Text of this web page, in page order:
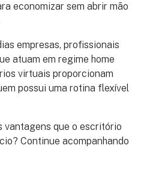
economizar sem abrir mão
empresas, profissionais
atuam em regime home
virtuais proporcionam
possui uma rotina flexível
vantagens que o escritório
Continue acompanhando